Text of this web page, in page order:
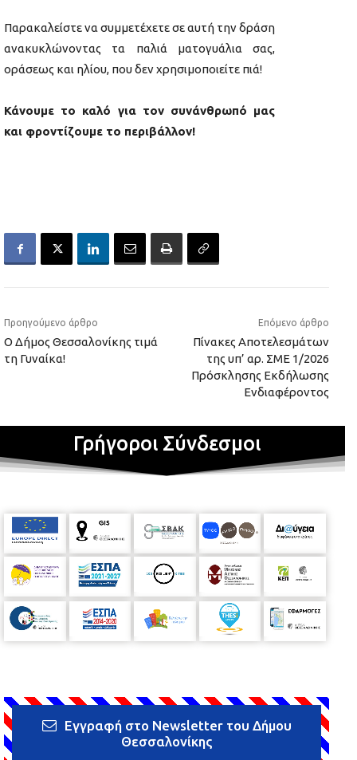
Παρακαλείστε να συμμετέχετε σε αυτή την δράση
ανακυκλώνοντας τα παλιά ματογυάλια σας,
οράσεως και ηλίου, που δεν χρησιμοποιείτε πιά!
Κάνουμε το καλό για τον συνάνθρωπό μας
και φροντίζουμε το περιβάλλον!
Προηγούμενο άρθρο
Ο Δήμος Θεσσαλονίκης τιμά
τη Γυναίκα!
Επόμενο άρθρο
Πίνακες Αποτελεσμάτων
της υπ’ αρ. ΣΜΕ 1/2026
Πρόσκλησης Εκδήλωσης
Ενδιαφέροντος
Γρήγοροι Σύνδεσμοι
Εγγραφή στο Newsletter του Δήμου
Θεσσαλονίκης